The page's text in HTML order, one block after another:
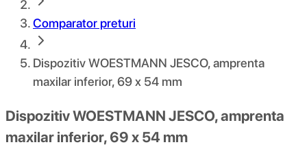
Comparator preturi
Dispozitiv WOESTMANN JESCO, amprenta
maxilar inferior, 69 x 54 mm
Dispozitiv WOESTMANN JESCO, amprenta
maxilar inferior, 69 x 54 mm